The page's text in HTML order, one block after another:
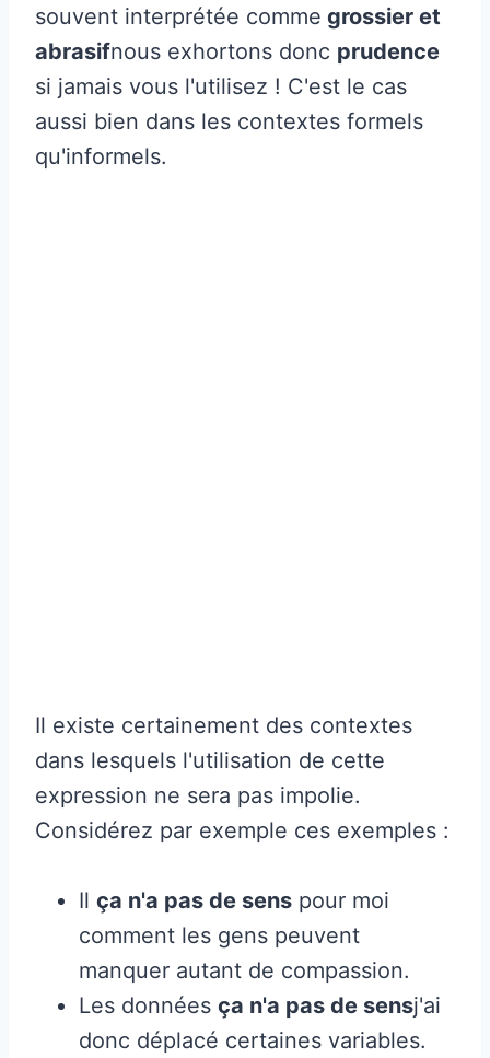
souvent interprétée comme grossier et
abrasifnous exhortons donc prudence
si jamais vous l'utilisez ! C'est le cas
aussi bien dans les contextes formels
qu'informels.
Il existe certainement des contextes
dans lesquels l'utilisation de cette
expression ne sera pas impolie.
Considérez par exemple ces exemples :
Il ça n'a pas de sens pour moi
comment les gens peuvent
manquer autant de compassion.
Les données ça n'a pas de sensj'ai
donc déplacé certaines variables.